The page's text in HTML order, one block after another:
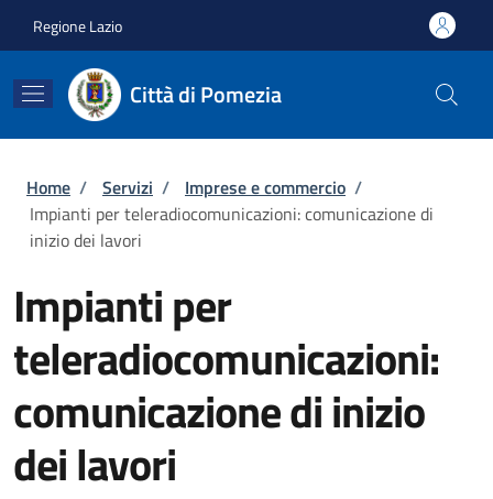
Regione Lazio
Città di Pomezia
Briciole di pane
Home / Servizi / Imprese e commercio /
Impianti per teleradiocomunicazioni: comunicazione di
inizio dei lavori
Impianti per
teleradiocomunicazioni:
comunicazione di inizio
dei lavori